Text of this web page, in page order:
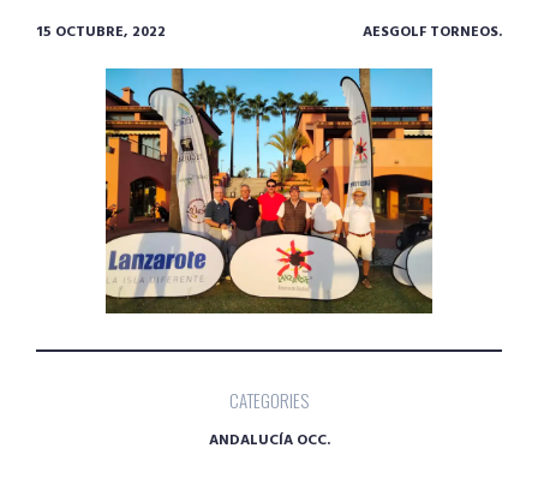
15 OCTUBRE, 2022 AESGOLF TORNEOS.
CATEGORIES
ANDALUCÍA OCC.